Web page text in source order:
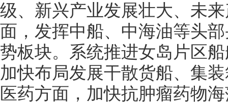
级、新兴产业发展壮大、未
面，发挥中船、中海油等头
势板块。系统推进女岛片区
加快布局发展干散货船、集
医药方面，加快抗肿瘤药物